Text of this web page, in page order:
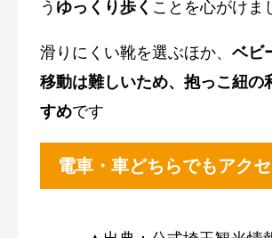
う ゆっくり歩く ことを心がけま
滑りにくい靴を選ぶほか、 ベビ
移動は難しいため、抱っこ紐の
すめです
電車・車どちらでもアク